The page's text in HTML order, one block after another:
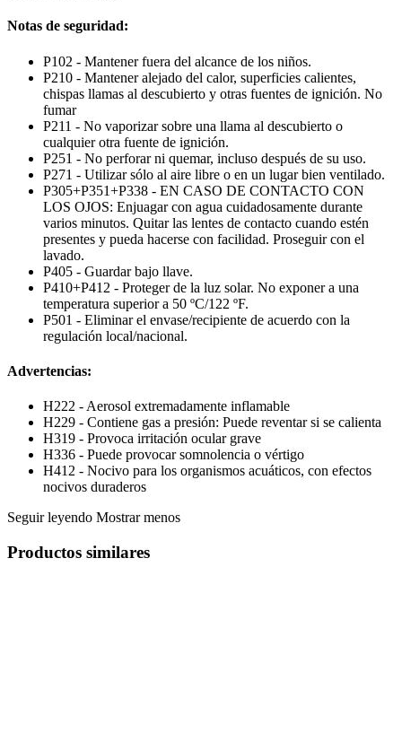
Notas de seguridad:
P102 - Mantener fuera del alcance de los niños.
P210 - Mantener alejado del calor, superficies calientes,
chispas llamas al descubierto y otras fuentes de ignición. No
fumar
P211 - No vaporizar sobre una llama al descubierto o
cualquier otra fuente de ignición.
P251 - No perforar ni quemar, incluso después de su uso.
P271 - Utilizar sólo al aire libre o en un lugar bien ventilado.
P305+P351+P338 - EN CASO DE CONTACTO CON
LOS OJOS: Enjuagar con agua cuidadosamente durante
varios minutos. Quitar las lentes de contacto cuando estén
presentes y pueda hacerse con facilidad. Proseguir con el
lavado.
P405 - Guardar bajo llave.
P410+P412 - Proteger de la luz solar. No exponer a una
temperatura superior a 50 ºC/122 ºF.
P501 - Eliminar el envase/recipiente de acuerdo con la
regulación local/nacional.
Advertencias:
H222 - Aerosol extremadamente inflamable
H229 - Contiene gas a presión: Puede reventar si se calienta
H319 - Provoca irritación ocular grave
H336 - Puede provocar somnolencia o vértigo
H412 - Nocivo para los organismos acuáticos, con efectos
nocivos duraderos
Seguir leyendo Mostrar menos
Productos similares